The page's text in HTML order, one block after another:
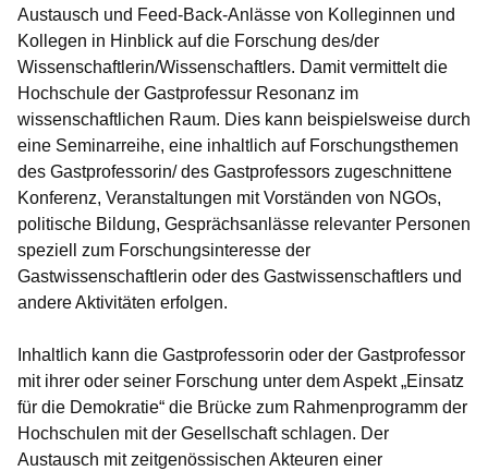
Austausch und Feed-Back-Anlässe von Kolleginnen und
Kollegen in Hinblick auf die Forschung des/der
Wissenschaftlerin/Wissenschaftlers. Damit vermittelt die
Hochschule der Gastprofessur Resonanz im
wissenschaftlichen Raum. Dies kann beispielsweise durch
eine Seminarreihe, eine inhaltlich auf Forschungsthemen
des Gastprofessorin/ des Gastprofessors zugeschnittene
Konferenz, Veranstaltungen mit Vorständen von NGOs,
politische Bildung, Gesprächsanlässe relevanter Personen
speziell zum Forschungsinteresse der
Gastwissenschaftlerin oder des Gastwissenschaftlers und
andere Aktivitäten erfolgen.
Inhaltlich kann die Gastprofessorin oder der Gastprofessor
mit ihrer oder seiner Forschung unter dem Aspekt „Einsatz
für die Demokratie“ die Brücke zum Rahmenprogramm der
Hochschulen mit der Gesellschaft schlagen. Der
Austausch mit zeitgenössischen Akteuren einer